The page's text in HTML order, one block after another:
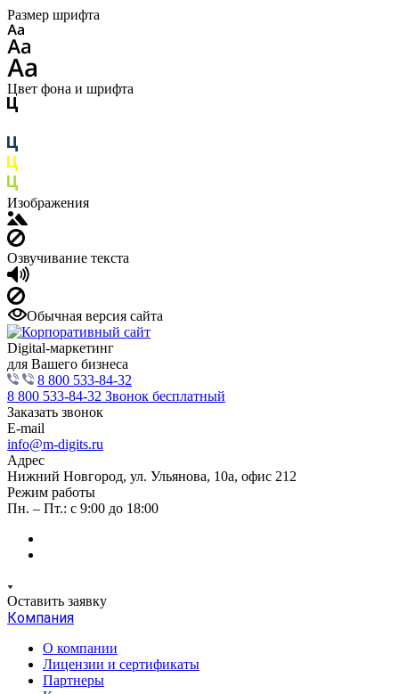
Размер шрифта
Цвет фона и шрифта
Изображения
Озвучивание текста
Обычная версия сайта
Digital-маркетинг
для Вашего бизнеса
8 800 533-84-32
8 800 533-84-32 Звонок бесплатный
Заказать звонок
E-mail
info@m-digits.ru
Адрес
Нижний Новгород, ул. Ульянова, 10а, офис 212
Режим работы
Пн. – Пт.: с 9:00 до 18:00
Оставить заявку
Компания
О компании
Лицензии и сертификаты
Партнеры